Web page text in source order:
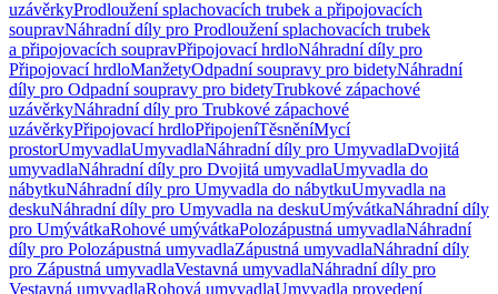
uzávěrkyProdloužení splachovacích trubek a připojovacích
soupravNáhradní díly pro Prodloužení splachovacích trubek
a připojovacích soupravPřipojovací hrdloNáhradní díly pro
Připojovací hrdloManžetyOdpadní soupravy pro bidetyNáhradní
díly pro Odpadní soupravy pro bidetyTrubkové zápachové
uzávěrkyNáhradní díly pro Trubkové zápachové
uzávěrkyPřipojovací hrdloPřipojeníTěsněníMycí
prostorUmyvadlaUmyvadlaNáhradní díly pro UmyvadlaDvojitá
umyvadlaNáhradní díly pro Dvojitá umyvadlaUmyvadla do
nábytkuNáhradní díly pro Umyvadla do nábytkuUmyvadla na
deskuNáhradní díly pro Umyvadla na deskuUmývátkaNáhradní díly
pro UmývátkaRohové umývátkaPolozápustná umyvadlaNáhradní
díly pro Polozápustná umyvadlaZápustná umyvadlaNáhradní díly
pro Zápustná umyvadlaVestavná umyvadlaNáhradní díly pro
Vestavná umyvadlaRohová umyvadlaUmyvadla provedení